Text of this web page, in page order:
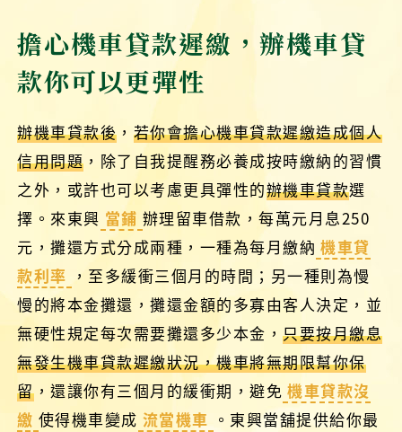
擔心機車貸款遲繳，辦機車貸
款你可以更彈性
辦機車貸款後 ， 若你會擔心機車貸款遲繳造成個人
信用問題 ，除了自我提醒務必養成按時繳納的習慣
之外，或許也可以考慮更具彈性的辦機車貸款選
擇。來東興 當鋪 辦理留車借款，每萬元月息250
元，攤還方式分成兩種，一種為每月繳納 機車貸
款利率 ，至多緩衝三個月的時間；另一種則為慢
慢的將本金攤還，攤還金額的多寡由客人決定，並
無硬性規定每次需要攤還多少本金，只要按月繳息
無發生機車貸款遲繳狀況，機車將無期限幫你保
留，還讓你有三個月的緩衝期，避免 機車貸款沒
繳 使得機車變成 流當機車 。東興當舖提供給你最